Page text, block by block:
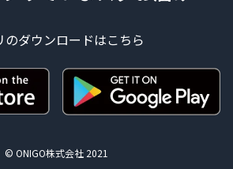
のダウンロードはこちら
© ONIGO株式会社 2021